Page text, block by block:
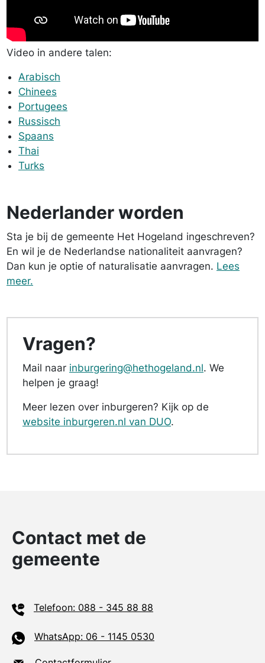
Video in andere talen:
Arabisch
Chinees
Portugees
Russisch
Spaans
Thai
Turks
Nederlander worden
Sta je bij de gemeente Het Hogeland ingeschreven?
En wil je de Nederlandse nationaliteit aanvragen?
Dan kun je optie of naturalisatie aanvragen. Lees
meer.
Vragen?
Mail naar inburgering@hethogeland.nl. We
helpen je graag!
Meer lezen over inburgeren? Kijk op de
website inburgeren.nl van DUO.
Contact met de
gemeente
Telefoon: 088 - 345 88 88
WhatsApp: 06 - 1145 0530